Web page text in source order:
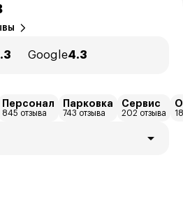
Google4.3
Персонал
845 отзыва
Парковка
743 отзыва
Сервис
202 отзыва